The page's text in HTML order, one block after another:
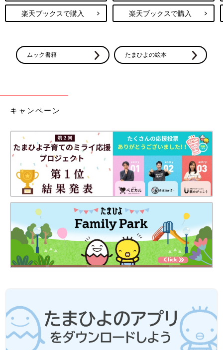
楽天ブックスで購入 楽天ブックスで購入
ムック書籍 たまひよの絵本
キャンペーン